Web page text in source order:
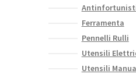
Ferramenta
Pennelli Rulli
Utensili
Utensili